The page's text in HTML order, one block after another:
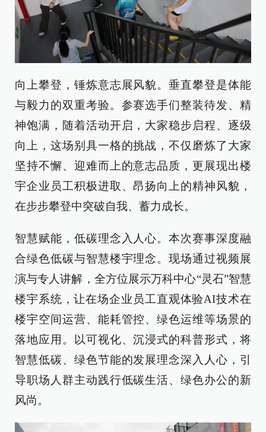
向上攀登，锤炼意志展风貌。垂直攀登是体能
与毅力的双重考验。参赛选手们整装待发、精
神饱满，随着活动开启，大家稳步启程、逐级
向上，这场别具一格的挑战，不仅磨炼了大家
坚持不懈、迎难而上的意志品质，更展现出楼
宇企业员工积极进取、昂扬向上的精神风貌，
在步步攀登中突破自我、蓄力成长。
智慧赋能，低碳理念入人心。本次赛事深度融
合绿色低碳与智慧楼宇理念。现场通过视频展
演与专人讲解，全方位展示万科中心“灵石”智慧
楼宇系统，让在场企业员工直观体验AI技术在
楼宇空间运营、能耗管控、绿色运维等场景的
落地应用。以可视化、沉浸式的科普形式，将
智慧低碳、绿色节能的发展理念深入人心，引
导职场人群主动践行低碳生活、绿色办公的新
风尚。